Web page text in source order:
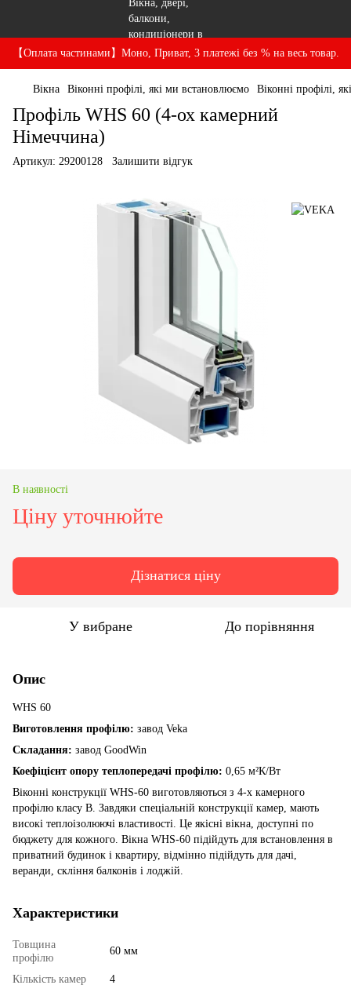
【Оплата частинами】Моно, Приват, 3 платежі без % на весь товар.
Вікна Віконні профілі, які ми встановлюємо Віконні профілі,
Профіль WHS 60 (4-ох камерний
Німеччина)
Артикул: 29200128 Залишити відгук
В наявності
Ціну уточнюйте
Дізнатися ціну
У вибране До порівняння
Опис
WHS 60
Виготовлення профілю: завод Veka
Складання: завод GoodWin
Коефіцієнт опору теплопередачі профілю: 0,65 м²К/Вт
Віконні конструкції WHS-60 виготовляються з 4-х камерного
профілю класу В. Завдяки спеціальній конструкції камер, мають
високі теплоізолюючі властивості. Це якісні вікна, доступні по
бюджету для кожного. Вікна WHS-60 підійдуть для встановлення в
приватний будинок і квартиру, відмінно підійдуть для дачі,
веранди, скління балконів і лоджій.
Характеристики
Товщина
профілю
60 мм
Кількість камер
4